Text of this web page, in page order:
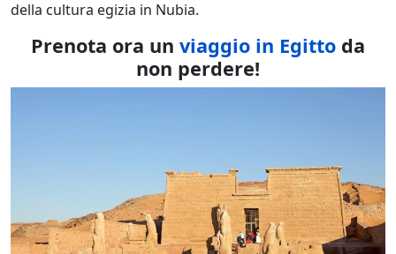
della cultura egizia in Nubia.
Prenota ora un viaggio in Egitto da
non perdere!